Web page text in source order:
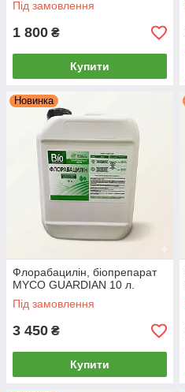
Під замовлення
1 800 ₴
Купити
Новинка
Флорабацилін, біопрепарат
MYCO GUARDIAN 10 л.
Під замовлення
3 450 ₴
Купити